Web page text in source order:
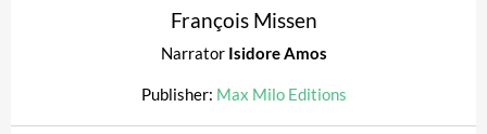
François Missen
Narrator Isidore Amos
Publisher: Max Milo Editions